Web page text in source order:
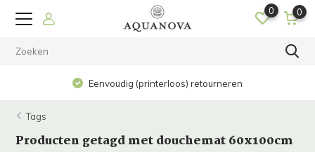
0 0
Eenvoudig (printerloos) retourneren
Tags
Producten getagd met douchemat 60x100cm